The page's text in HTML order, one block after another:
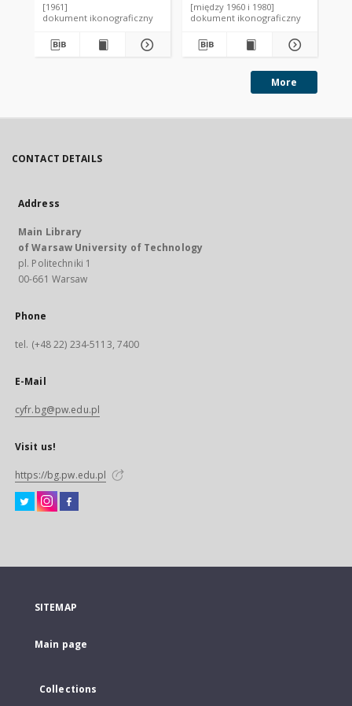
[1961]
dokument ikonograficzny
[między 1960 i 1980]
dokument ikonograficzny
More
CONTACT DETAILS
Address
Main Library
of Warsaw University of Technology
pl. Politechniki 1
00-661 Warsaw
Phone
tel. (+48 22) 234-5113, 7400
E-Mail
cyfr.bg@pw.edu.pl
Visit us!
https://bg.pw.edu.pl
SITEMAP
Main page
Collections